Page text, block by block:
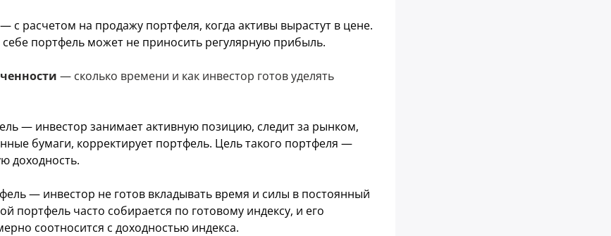
с расчетом на продажу портфеля, когда активы вырастут в цене.
портфель может не приносить регулярную прибыль.
— сколько времени и как инвестор готов уделять
— инвестор занимает активную позицию, следит за рынком,
бумаги, корректирует портфель. Цель такого портфеля —
доходность.
— инвестор не готов вкладывать время и силы в постоянный
портфель часто собирается по готовому индексу, и его
соотносится с доходностью индекса.